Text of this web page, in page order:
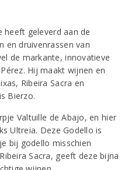
heeft geleverd aan de
en druivenrassen van
de markante, innovatieve
Hij maakt wijnen en
Ribeira Sacra en
Bierzo.
Valtuille de Abajo, en hier
Ultreia. Deze Godello is
bij godello misschien
Sacra, geeft deze bijna